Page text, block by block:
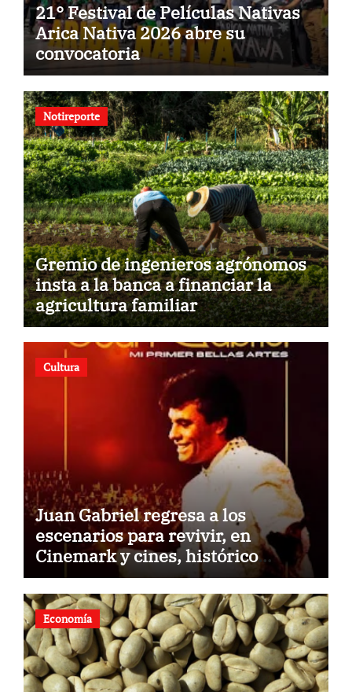
21° Festival de Películas Nativas
Arica Nativa 2026 abre su
convocatoria
Notireporte
Gremio de ingenieros agrónomos
insta a la banca a financiar la
agricultura familiar
Cultura
Juan Gabriel regresa a los
escenarios para revivir, en
Cinemark y cines, histórico
concierto en Palacio de Bellas
Artes
Economía